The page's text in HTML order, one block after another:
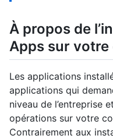
À propos de
Apps sur
Les applications
applications qui
niveau de l’entreprise
opérations sur votre
Contrairement aux